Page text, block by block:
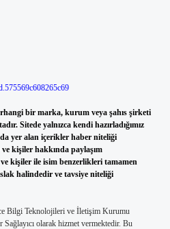
bir marka, kurum veya şahıs şirketi
Sitede yalnızca kendi hazırladığımız
yer alan içerikler haber niteliği
kişiler hakkında paylaşım
kişiler ile isim benzerlikleri tamamen
halindedir ve tavsiye niteliği
Bilgi Teknolojileri ve İletişim Kurumu
olarak hizmet vermektedir. Bu